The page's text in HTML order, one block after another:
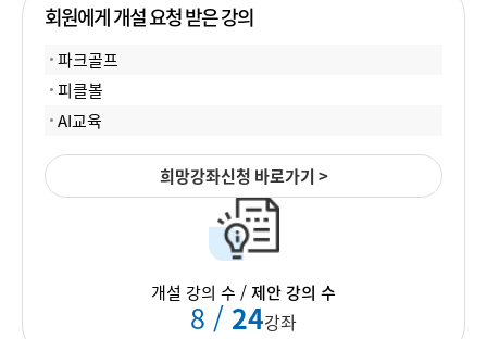
회원에게 개설 요청 받은 강의
파크골프
피클볼
AI교육
희망강좌신청 바로가기 >
개설 강의 수 /제안 강의 수
8 / 24강좌